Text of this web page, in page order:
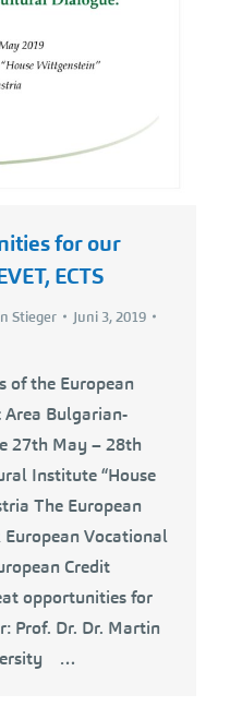
for our
ECTS
Stieger
Juni 3, 2019
of the European
Area Bulgarian-
27th May – 28th
Institute “House
The European
Vocational
Credit
opportunities for
Prof. Dr. Dr. Martin
…